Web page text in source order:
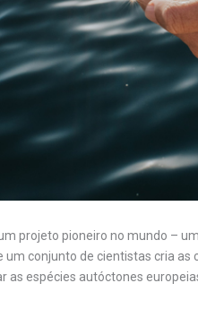
projeto pioneiro no mundo –
conjunto de cientistas cria as
as espécies autóctones